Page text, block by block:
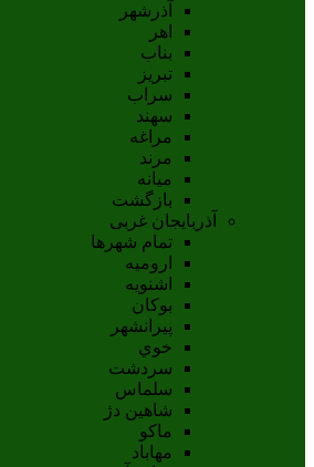
آذرشهر
اهر
بناب
تبريز
سراب
سهند
مراغه
مرند
ميانه
بازگشت
آذربایجان غربی
تمام شهر‌ها
اروميه
اشنويه
بوکان
پيرانشهر
خوي
سردشت
سلماس
شاهين دژ
ماکو
مهاباد